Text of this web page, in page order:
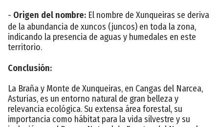
- Origen del nombre: El nombre de Xunqueiras se deriva
de la abundancia de xuncos (juncos) en toda la zona,
indicando la presencia de aguas y humedales en este
territorio.
Conclusión:
La Braña y Monte de Xunqueiras, en Cangas del Narcea,
Asturias, es un entorno natural de gran belleza y
relevancia ecológica. Su extensa área forestal, su
importancia como hábitat para la vida silvestre y su